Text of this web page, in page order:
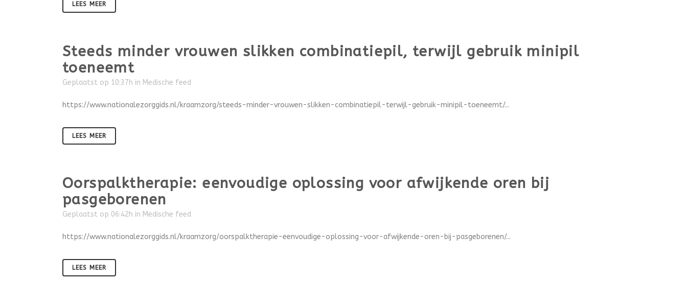
LEES MEER
Steeds minder vrouwen slikken combinatiepil, terwijl gebruik minipil
toeneemt
Geplaatst op 10:37h in Medische feed
https://www.nationalezorggids.nl/kraamzorg/steeds-minder-vrouwen-slikken-combinatiepil-terwijl-gebruik-minipil-toeneemt/...
LEES MEER
Oorspalktherapie: eenvoudige oplossing voor afwijkende oren bij
pasgeborenen
Geplaatst op 06:42h in Medische feed
https://www.nationalezorggids.nl/kraamzorg/oorspalktherapie-eenvoudige-oplossing-voor-afwijkende-oren-bij-pasgeborenen/...
LEES MEER